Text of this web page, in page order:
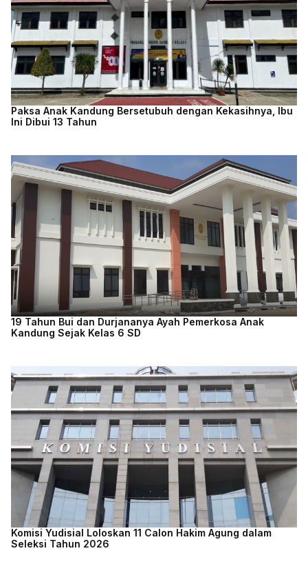
Paksa Anak Kandung Bersetubuh dengan Kekasihnya, Ibu
Ini Dibui 13 Tahun
19 Tahun Bui dan Durjananya Ayah Pemerkosa Anak
Kandung Sejak Kelas 6 SD
Komisi Yudisial Loloskan 11 Calon Hakim Agung dalam
Seleksi Tahun 2026